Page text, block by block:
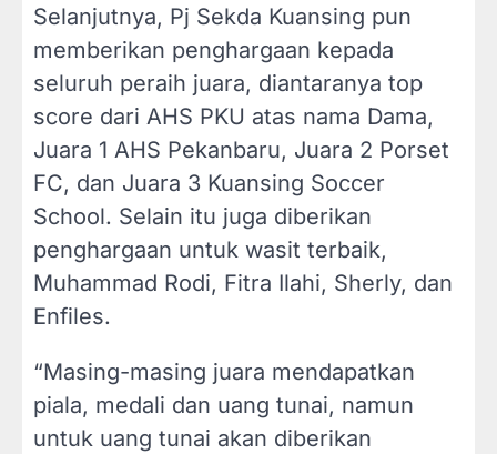
Selanjutnya, Pj Sekda Kuansing pun
memberikan penghargaan kepada
seluruh peraih juara, diantaranya top
score dari AHS PKU atas nama Dama,
Juara 1 AHS Pekanbaru, Juara 2 Porset
FC, dan Juara 3 Kuansing Soccer
School. Selain itu juga diberikan
penghargaan untuk wasit terbaik,
Muhammad Rodi, Fitra Ilahi, Sherly, dan
Enfiles.
“Masing-masing juara mendapatkan
piala, medali dan uang tunai, namun
untuk uang tunai akan diberikan